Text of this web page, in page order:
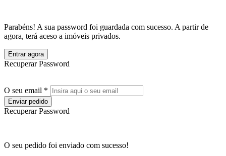
Parabéns! A sua password foi guardada com sucesso. A partir de
agora, terá aceso a imóveis privados.
Entrar agora
Recuperar Password
O seu email *
Enviar pedido
Recuperar Password
O seu pedido foi enviado com sucesso!